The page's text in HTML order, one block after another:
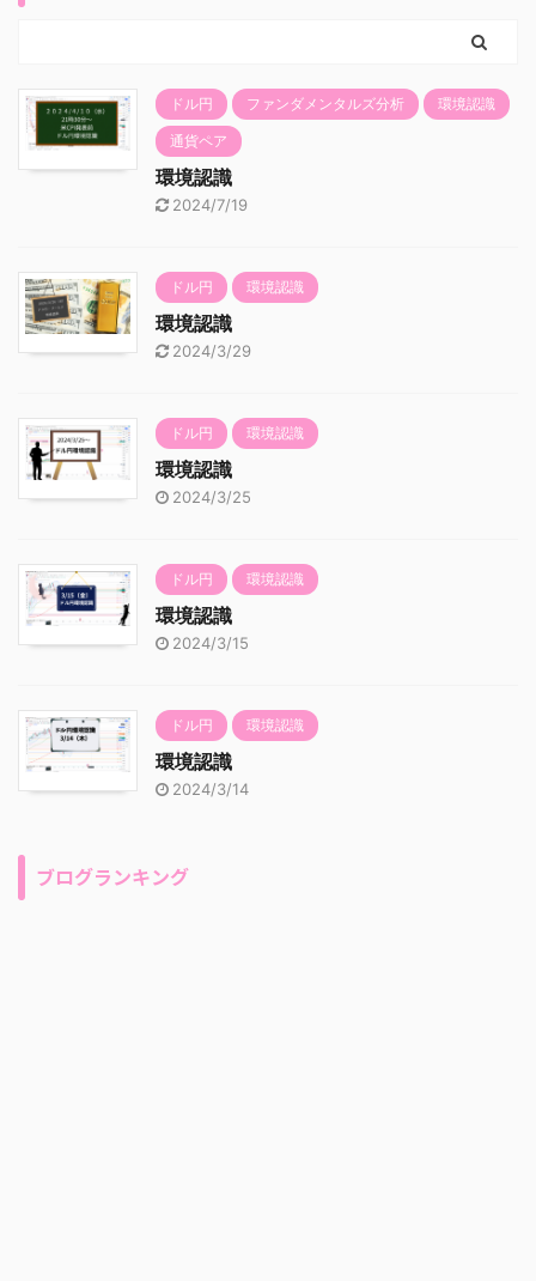
ドル円 ファンダメンタルズ分析 環境認識
通貨ペア
環境認識
2024/7/19
ドル円 環境認識
環境認識
2024/3/29
ドル円 環境認識
環境認識
2024/3/25
ドル円 環境認識
環境認識
2024/3/15
ドル円 環境認識
環境認識
2024/3/14
ブログランキング